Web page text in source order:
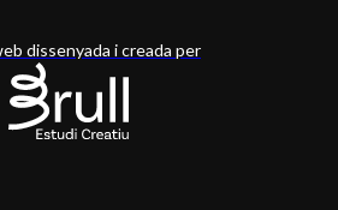
dissenyada i creada per